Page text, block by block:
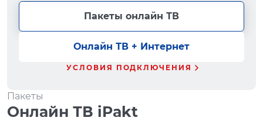
Пакеты онлайн ТВ
Онлайн ТВ + Интернет
УСЛОВИЯ ПОДКЛЮЧЕНИЯ
Пакеты
Онлайн ТВ iPakt